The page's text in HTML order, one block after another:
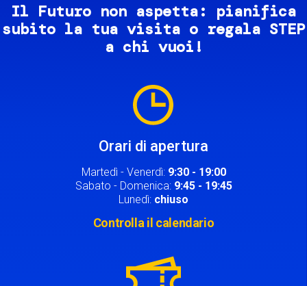
Il Futuro non aspetta: pianifica
subito la tua visita o regala STEP
a chi vuoi!
Orari di apertura
Martedì - Venerdì: 9:30 - 19:00
Sabato - Domenica: 9:45 - 19:45
Lunedì: chiuso
Controlla il calendario